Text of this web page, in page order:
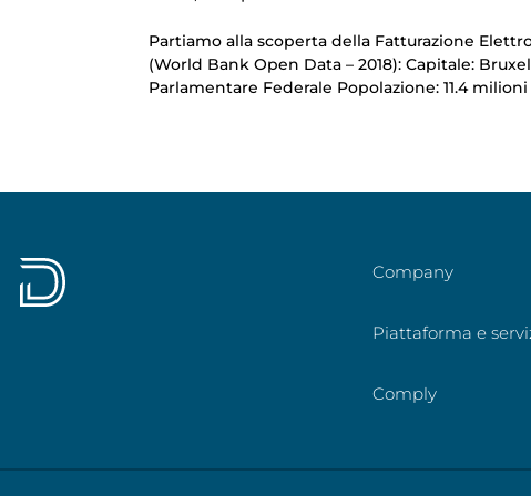
Partiamo alla scoperta della Fatturazione
(World Bank Open Data – 2018): Capitale:
Parlamentare Federale Popolazione: 11.4 milioni
Company
Piattaforma e
Comply